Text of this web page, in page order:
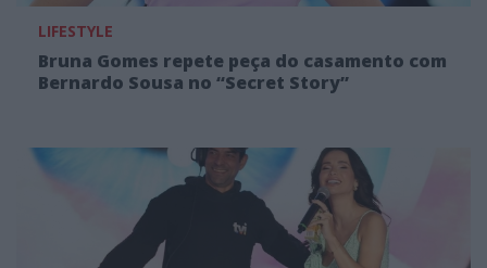
LIFESTYLE
Bruna Gomes repete peça do casamento com
Bernardo Sousa no “Secret Story”